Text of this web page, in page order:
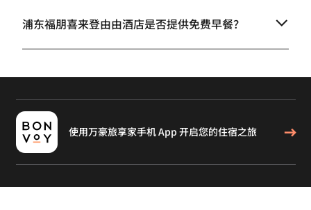
浦东福朋喜来登由由酒店是否提供免费早餐？
使用万豪旅享家手机 App 开启您的住宿之旅